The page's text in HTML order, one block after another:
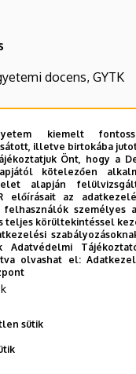
docens, GYTK
Rektori
egyetemi tanár
Kar
Szenátusának
egyetemi tanár,
Kar
kiemelt
illetve birtokába
Önt, hogy a
kötelezően
alapján
előírásait az
felhasználók személyes
teljes körültekintéssel
Adatvédelmi
olvashat el:
sütik